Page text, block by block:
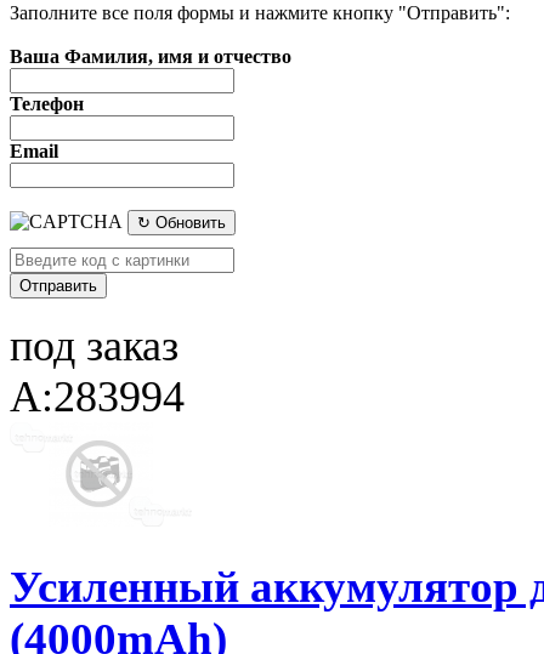
Заполните все поля формы и нажмите кнопку "Отправить":
Ваша Фамилия, имя и отчество
Телефон
Email
↻ Обновить
под заказ
A:283994
Усиленный аккумулятор
(4000mAh)